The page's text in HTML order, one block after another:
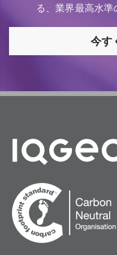
る、業界最高水
今す